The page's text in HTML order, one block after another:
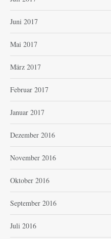
Juni 2017
Mai 2017
März 2017
Februar 2017
Januar 2017
Dezember 2016
November 2016
Oktober 2016
September 2016
Juli 2016